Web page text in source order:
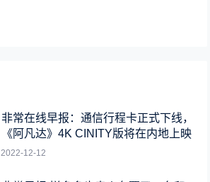
非常在线早报：通信行程卡正式下线，
《阿凡达》4K CINITY版将在内地上映
2022-12-12